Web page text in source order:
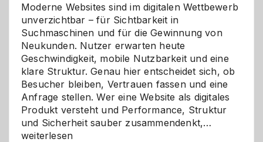
Moderne Websites sind im digitalen Wettbewerb
unverzichtbar – für Sichtbarkeit in
Suchmaschinen und für die Gewinnung von
Neukunden. Nutzer erwarten heute
Geschwindigkeit, mobile Nutzbarkeit und eine
klare Struktur. Genau hier entscheidet sich, ob
Besucher bleiben, Vertrauen fassen und eine
Anfrage stellen. Wer eine Website als digitales
Produkt versteht und Performance, Struktur
und Sicherheit sauber zusammendenkt,…
weiterlesen